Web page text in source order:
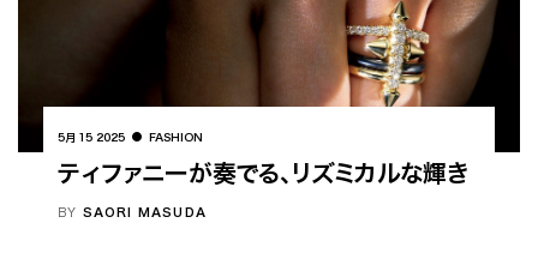
5月 15 2025 FASHION
ティファニーが奏でる、リズミカルな輝き
BY SAORI MASUDA